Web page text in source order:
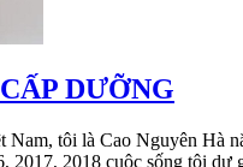
DƯỠNG
tôi là Cao Nguyên Hà
2017, 2018 cuộc sống tôi